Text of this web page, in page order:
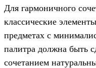
Для гармоничного
классические
предметах с
палитра должна быть
сочетанием